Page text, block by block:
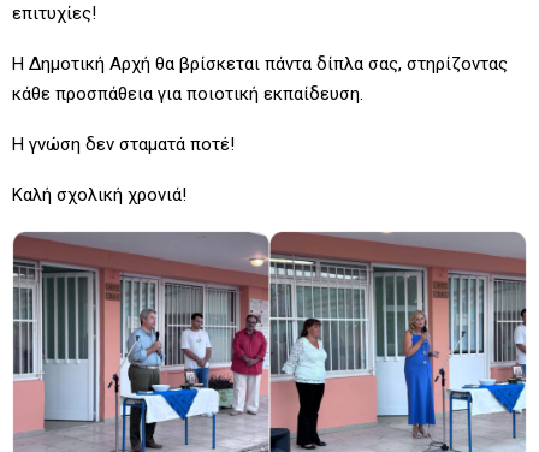
επιτυχίες!
Η Δημοτική Αρχή θα βρίσκεται πάντα δίπλα σας, στηρίζοντας
κάθε προσπάθεια για ποιοτική εκπαίδευση.
Η γνώση δεν σταματά ποτέ!
Καλή σχολική χρονιά!